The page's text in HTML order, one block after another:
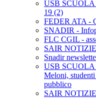
USB SCUOLA
19 (2)
FEDER ATA -
SNADIR -
FLC CGIL -
SAIR
Snadir
USB SCUOLA
Meloni,
pubblico
SAIR